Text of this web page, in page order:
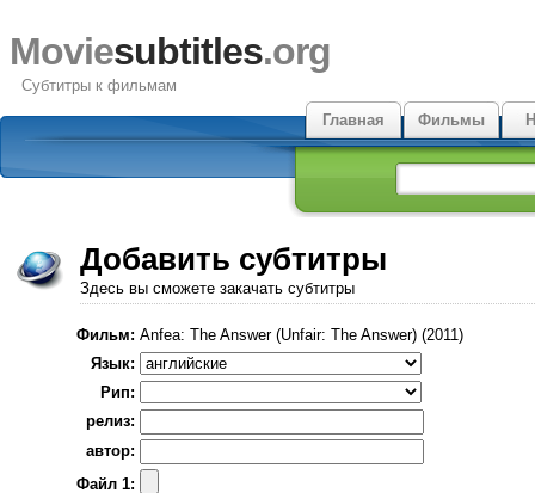
Moviesubtitles.org
Субтитры к фильмам
Главная
Фильмы
Добавить субтитры
Здесь вы сможете закачать субтитры
Фильм: Anfea: The Answer (Unfair: The Answer) (2011)
Язык:
Рип:
релиз:
автор:
Файл 1: